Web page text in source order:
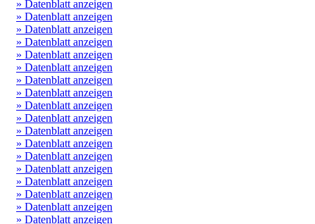
» Datenblatt anzeigen
» Datenblatt anzeigen
» Datenblatt anzeigen
» Datenblatt anzeigen
» Datenblatt anzeigen
» Datenblatt anzeigen
» Datenblatt anzeigen
» Datenblatt anzeigen
» Datenblatt anzeigen
» Datenblatt anzeigen
» Datenblatt anzeigen
» Datenblatt anzeigen
» Datenblatt anzeigen
» Datenblatt anzeigen
» Datenblatt anzeigen
» Datenblatt anzeigen
» Datenblatt anzeigen
» Datenblatt anzeigen